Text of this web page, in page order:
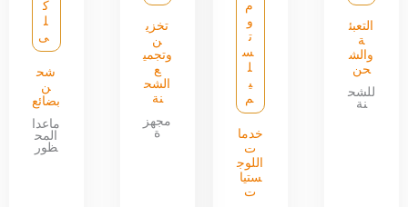
التعبئ
ة
والش
حن
للشح
نة
م
و
ت
س
ل
ي
م
خدما
ت
اللوج
ستيا
ت
تخزي
ن
وتجمي
ع
الشح
نة
مجهز
ة
ك
ل
ى
شح
ن
بضائع
ماعدا
المح
ظور